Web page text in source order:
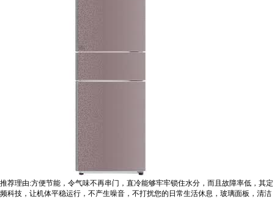
推荐理由:方便节能，令气味不再串门，直冷能够牢牢锁住水分，而且故障率低，其定
频科技，让机体平稳运行，不产生噪音，不打扰您的日常生活休息，玻璃面板，清洁